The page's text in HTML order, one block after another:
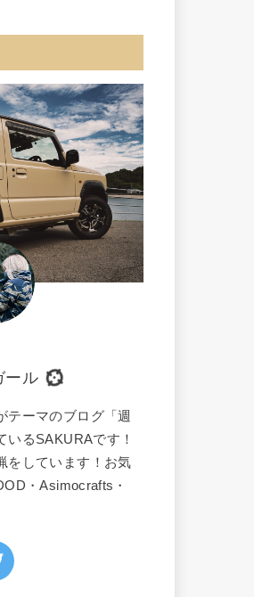
ール
テーマのブログ「週
いるSAKURAです！
をしています！お気
・Asimocrafts・